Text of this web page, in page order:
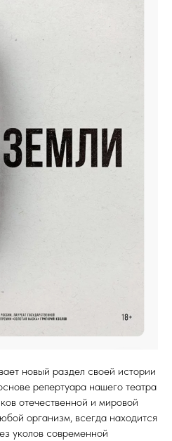
новый раздел своей истории
репертуара нашего театра
отечественной и мировой
организм, всегда находится
уколов современной